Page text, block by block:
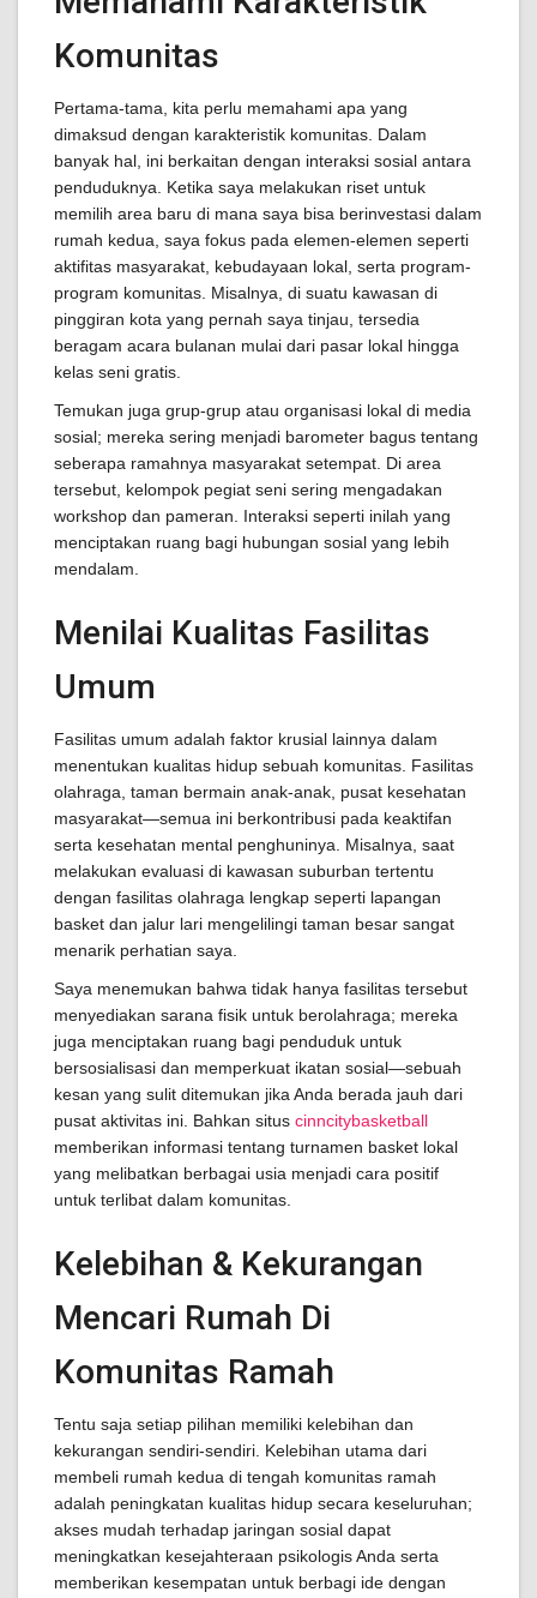
Komunitas
Pertama-tama, kita perlu memahami apa yang
dimaksud dengan karakteristik komunitas. Dalam
banyak hal, ini berkaitan dengan interaksi sosial antara
penduduknya. Ketika saya melakukan riset untuk
memilih area baru di mana saya bisa berinvestasi dalam
rumah kedua, saya fokus pada elemen-elemen seperti
aktifitas masyarakat, kebudayaan lokal, serta program-
program komunitas. Misalnya, di suatu kawasan di
pinggiran kota yang pernah saya tinjau, tersedia
beragam acara bulanan mulai dari pasar lokal hingga
kelas seni gratis.
Temukan juga grup-grup atau organisasi lokal di media
sosial; mereka sering menjadi barometer bagus tentang
seberapa ramahnya masyarakat setempat. Di area
tersebut, kelompok pegiat seni sering mengadakan
workshop dan pameran. Interaksi seperti inilah yang
menciptakan ruang bagi hubungan sosial yang lebih
mendalam.
Menilai Kualitas Fasilitas
Umum
Fasilitas umum adalah faktor krusial lainnya dalam
menentukan kualitas hidup sebuah komunitas. Fasilitas
olahraga, taman bermain anak-anak, pusat kesehatan
masyarakat—semua ini berkontribusi pada keaktifan
serta kesehatan mental penghuninya. Misalnya, saat
melakukan evaluasi di kawasan suburban tertentu
dengan fasilitas olahraga lengkap seperti lapangan
basket dan jalur lari mengelilingi taman besar sangat
menarik perhatian saya.
Saya menemukan bahwa tidak hanya fasilitas tersebut
menyediakan sarana fisik untuk berolahraga; mereka
juga menciptakan ruang bagi penduduk untuk
bersosialisasi dan memperkuat ikatan sosial—sebuah
kesan yang sulit ditemukan jika Anda berada jauh dari
pusat aktivitas ini. Bahkan situs cinncitybasketball
memberikan informasi tentang turnamen basket lokal
yang melibatkan berbagai usia menjadi cara positif
untuk terlibat dalam komunitas.
Kelebihan & Kekurangan
Mencari Rumah Di
Komunitas Ramah
Tentu saja setiap pilihan memiliki kelebihan dan
kekurangan sendiri-sendiri. Kelebihan utama dari
membeli rumah kedua di tengah komunitas ramah
adalah peningkatan kualitas hidup secara keseluruhan;
akses mudah terhadap jaringan sosial dapat
meningkatkan kesejahteraan psikologis Anda serta
memberikan kesempatan untuk berbagi ide dengan